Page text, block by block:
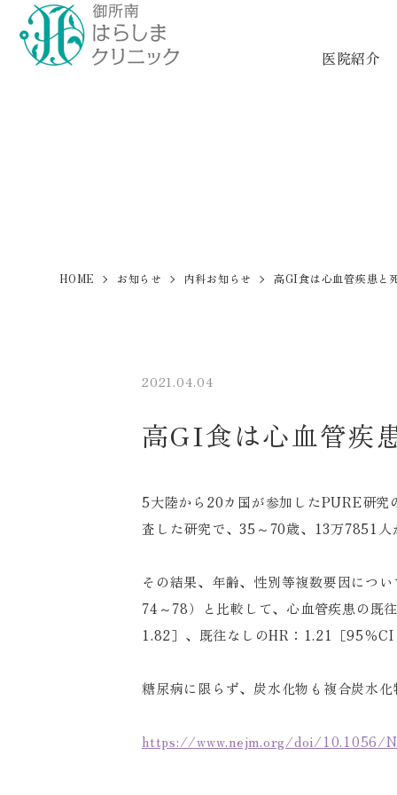
医院紹介
HOME お知らせ 内科お知らせ 高GI食は心血管疾患と
2021.04.04
高GI食は心血管疾
5大陸から20カ国が参加したPURE研究
査した研究で、35～70歳、13万7851人
その結果、年齢、性別等複数要因につ
74～78）と比較して、心血管疾患の既
1.82］、既往なしのHR：1.21［95％
糖尿病に限らず、炭水化物も複合炭水
https://www.nejm.org/doi/10.1056/